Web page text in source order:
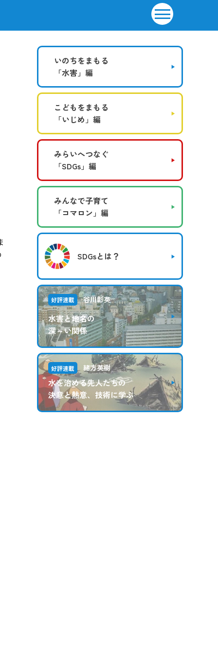
いのちをまもる
「水害」編
こどもをまもる
「いじめ」編
みらいへつなぐ
「SDGs」編
みんなで子育て
「コマロン」編
SDGsとは？
好評連載 谷川彰英
水害と地名の
深～い関係
好評連載 緒方英樹
水を治める先人たちの
決意と熱意、技術に学ぶ